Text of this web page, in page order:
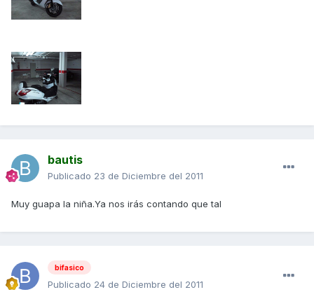
bautis
Publicado 23 de Diciembre del 2011
Muy guapa la niña.Ya nos irás contando que tal
bifasico
Publicado 24 de Diciembre del 2011